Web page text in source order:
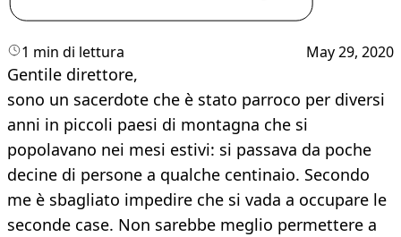
1 min di lettura May 29, 2020
Gentile direttore,
sono un sacerdote che è stato parroco per diversi
anni in piccoli paesi di montagna che si
popolavano nei mesi estivi: si passava da poche
decine di persone a qualche centinaio. Secondo
me è sbagliato impedire che si vada a occupare le
seconde case. Non sarebbe meglio permettere a